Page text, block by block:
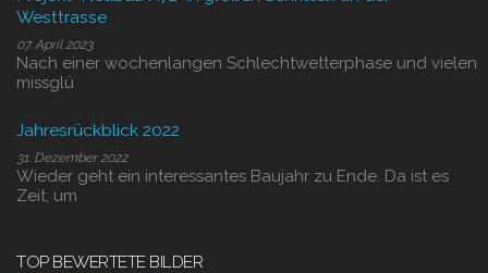
Westtrasse
07. April 2023
Nach einer wochenlangen Schlechtwetterphase und vielen
missglü
Jahresrückblick 2022
31. Dezember 2022
Wieder geht ein interessantes Baujahr zu Ende. Da ist es
Zeit, um
TOP BEWERTETE BILDER